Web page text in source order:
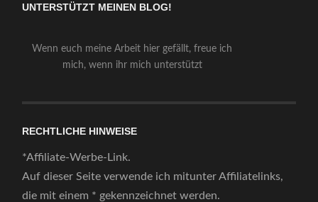
UNTERSTÜTZT MEINEN BLOG!
Wenn euch meine Arbeit hier gefällt, freue ich
mich, wenn ihr mich unterstützt
RECHTLICHE HINWEISE
*Affiliate-Werbe-Link.
Auf dieser Seite verwende ich mitunter Affiliatelinks,
die mit einem * gekennzeichnet werden.